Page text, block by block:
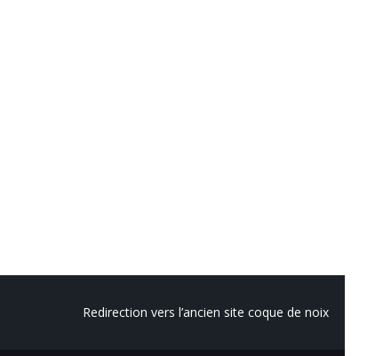
Redirection vers l’ancien site coque de noix